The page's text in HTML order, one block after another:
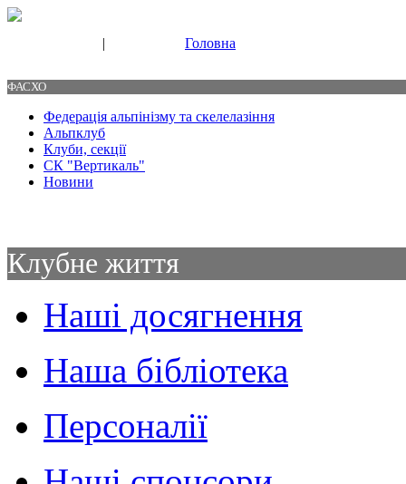
| Головна
ФАСХО
Федерація альпінізму та скелелазіння
Альпклуб
Клуби, секції
СК "Вертикаль"
Новини
Клубне життя
Наші досягнення
Наша бібліотека
Персоналії